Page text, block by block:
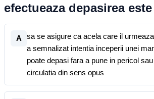
efectueaza depasirea
A
sa se asigure ca acela care il
a semnalizat intentia inceperii unei
poate depasi fara a pune in pericol
circulatia din sens opus